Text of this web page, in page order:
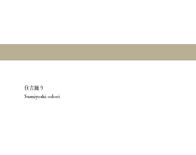
住吉踊り
Sumiyoshi odori